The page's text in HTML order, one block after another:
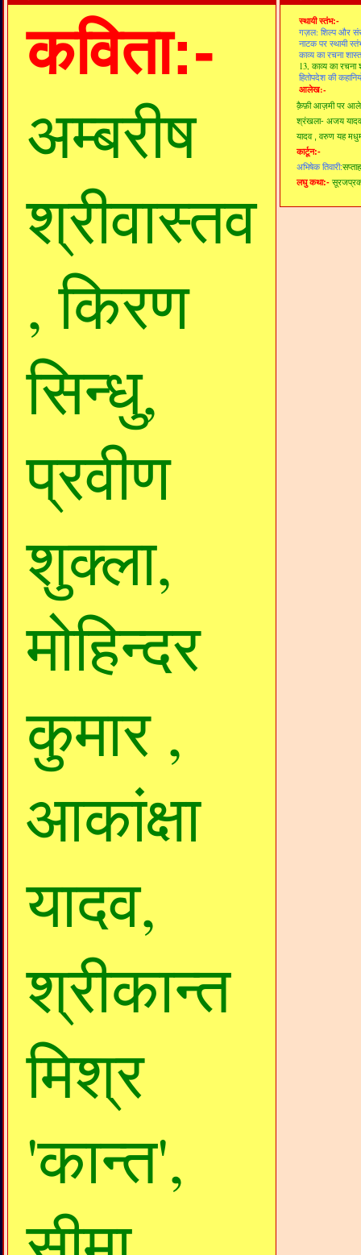
कविता:-
अम्बरीष
श्रीवास्तव
,किरण
सिन्धु,
प्रवीण
शुक्ला,
मोहिन्दर
कुमार ,
आकांक्षा
यादव,
श्रीकान्त
मिश्र
'कान्त',
स्थायी स्तंभ:-
गज़ल: शिल्प और
नाटक पर स्थायी
काव्य का रचना
13, काव्य का रचना
हितोपदेश की
आलेख:-
क़ैफ़ी आज़मी पर
श्रंखला- अजय
यादव , वरुण यह
कार्टून:-
अभिषेक तिवारी:
लघु कथा:-